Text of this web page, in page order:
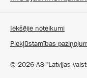
© 2026 AS "Latvijas
Iekšējie noteikumi
Piekļūstamības